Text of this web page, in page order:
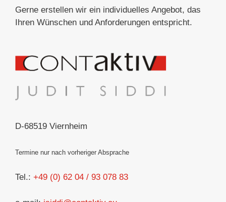
Gerne erstellen wir ein individuelles Angebot, das
Ihren Wünschen und Anforderungen entspricht.
D-68519 Viernheim
Termine nur nach vorheriger Absprache
Tel.: +49 (0) 62 04 / 93 078 83